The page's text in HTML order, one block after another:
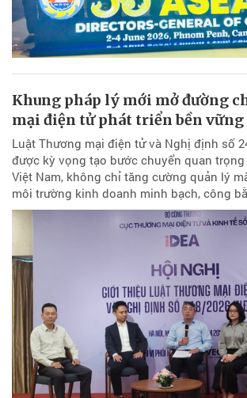
Khung pháp lý mới mở đường
mại điện tử phát triển bền vững
Luật Thương mại điện tử và Nghị định số
được kỳ vọng tạo bước chuyển quan
Việt Nam, không chỉ tăng cường quản lý
môi trường kinh doanh minh bạch, công